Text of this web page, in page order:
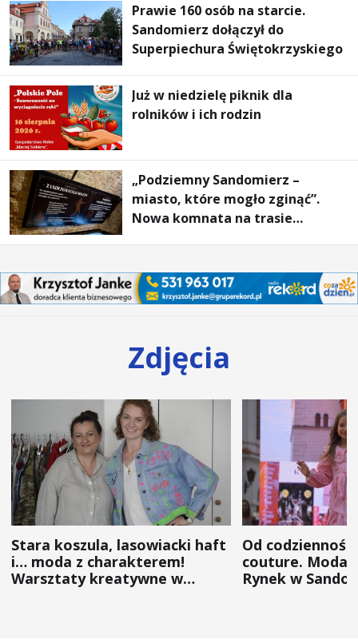
Prawie 160 osób na starcie.
Sandomierz dołączył do
Superpiechura Świętokrzyskiego
Już w niedzielę piknik dla
rolników i ich rodzin
„Podziemny Sandomierz –
miasto, które mogło zginąć”.
Nowa komnata na trasie
Zdjęcia
Stara koszula, lasowiacki haft
i… moda z charakterem!
Warsztaty kreatywne w
Od
couture. Moda
Rynek w